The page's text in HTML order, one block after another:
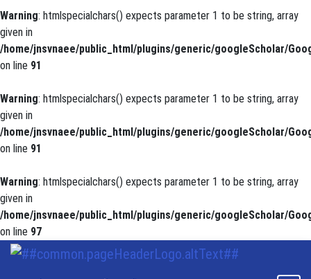
Warning: htmlspecialchars() expects parameter 1 to be string, array
given in
/home/jnsvnaee/public_html/plugins/generic/googleScholar/
on line 91
Warning: htmlspecialchars() expects parameter 1 to be string, array
given in
/home/jnsvnaee/public_html/plugins/generic/googleScholar/
on line 91
Warning: htmlspecialchars() expects parameter 1 to be string, array
given in
/home/jnsvnaee/public_html/plugins/generic/googleScholar/
on line 97
Thực trạng rối loạn giấc ngủ của bệnh nhân ung thư điều trị nội trú